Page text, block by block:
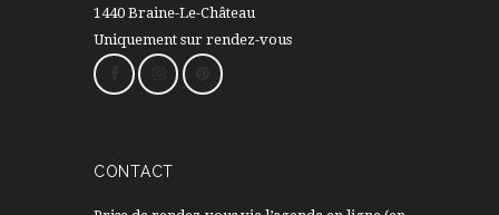
1440 Braine-Le-Château
Uniquement sur rendez-vous
CONTACT